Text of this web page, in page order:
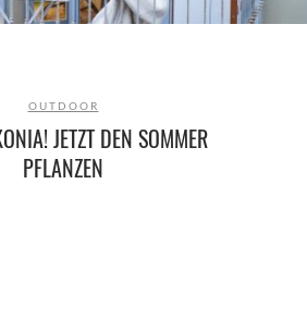
OUTDOOR
JETZT DEN SOMMER
PFLANZEN